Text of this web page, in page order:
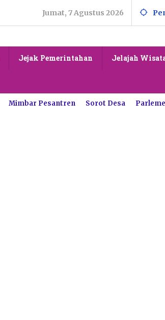
Jumat, 7 Agustus 2026
Jejak Pemerintahan Jelajah
Mimbar Pesantren Sorot Desa